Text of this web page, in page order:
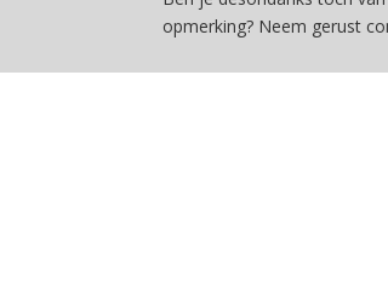
opmerking? Neem gerust